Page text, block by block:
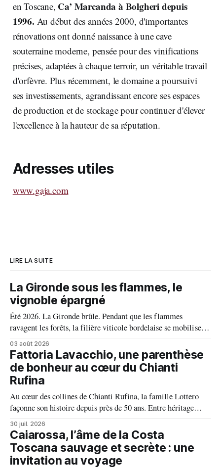
en Toscane, Ca’ Marcanda à Bolgheri depuis
1996. Au début des années 2000, d'importantes
rénovations ont donné naissance à une cave
souterraine moderne, pensée pour des vinifications
précises, adaptées à chaque terroir, un véritable travail
d'orfèvre. Plus récemment, le domaine a poursuivi
ses investissements, agrandissant encore ses espaces
de production et de stockage pour continuer d'élever
l'excellence à la hauteur de sa réputation.
Adresses utiles
www.gaja.com
LIRE LA SUITE
La Gironde sous les flammes, le
vignoble épargné
Été 2026. La Gironde brûle. Pendant que les flammes
ravagent les forêts, la filière viticole bordelaise se mobilise,
fait front commun et fait preuve d'une solidarité exemplaire
face aux incendies. Les vignes, sont épargnées et le millésime
s'annonce prometteur. Le feu n'aura pas eu le dernier mot.
03 août 2026
Fattoria Lavacchio, une parenthèse
de bonheur au cœur du Chianti
Rufina
Au cœur des collines de Chianti Rufina, la famille Lottero
façonne son histoire depuis près de 50 ans. Entre héritage
familial, exigence viticole et profond respect du terroir, le
domaine incarne une vision authentique du vin, où chaque
millésime raconte une terre, une passion et un art de vivre.
30 juil. 2026
Caiarossa, l’âme de la Costa
Toscana sauvage et secrète : une
invitation au voyage